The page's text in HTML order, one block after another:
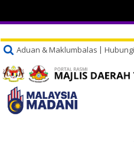
Aduan & Maklumbalas